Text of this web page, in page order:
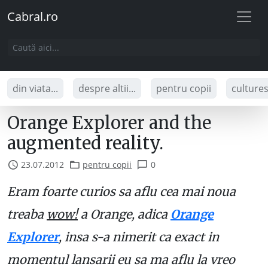
Cabral.ro
din viata... despre altii... pentru copii
Orange Explorer and the
augmented reality.
23.07.2012 pentru copii 0
Eram foarte curios sa aflu cea mai noua
treaba wow!a Orange, adica Orange
Explorer, insa s-a nimerit ca exact in
momentul lansarii eu sa ma aflu la vreo